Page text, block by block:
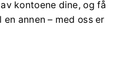
kontoene dine, og få
annen – med oss ​​er